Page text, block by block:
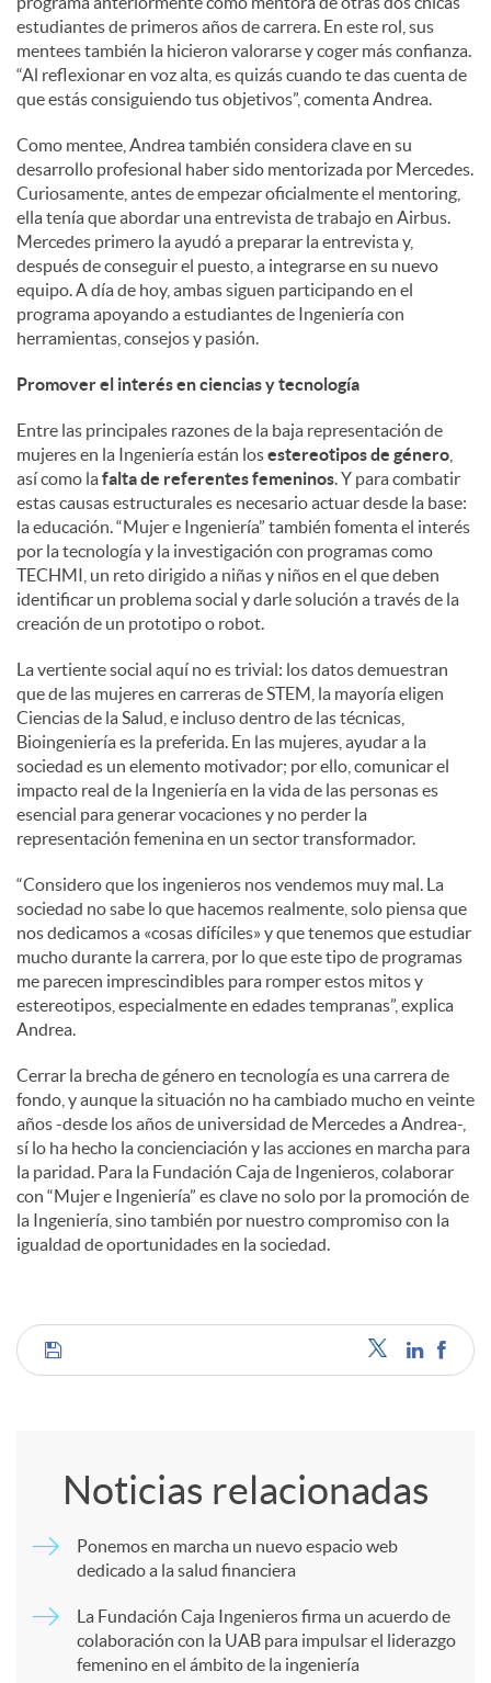
estudiantes de primeros años de carrera. En este rol, sus
mentees también la hicieron valorarse y coger más confianza.
“Al reflexionar en voz alta, es quizás cuando te das cuenta de
que estás consiguiendo tus objetivos”, comenta Andrea.
Como mentee, Andrea también considera clave en su
desarrollo profesional haber sido mentorizada por Mercedes.
Curiosamente, antes de empezar oficialmente el mentoring,
ella tenía que abordar una entrevista de trabajo en Airbus.
Mercedes primero la ayudó a preparar la entrevista y,
después de conseguir el puesto, a integrarse en su nuevo
equipo. A día de hoy, ambas siguen participando en el
programa apoyando a estudiantes de Ingeniería con
herramientas, consejos y pasión.
Promover el interés en ciencias y tecnología
Entre las principales razones de la baja representación de
mujeres en la Ingeniería están losestereotipos de género
así como lafalta de referentes femeninos. Y para combatir
estas causas estructurales es necesario actuar desde la base:
la educación. “Mujer e Ingeniería” también fomenta el interés
por la tecnología y la investigación con programas como
TECHMI, un reto dirigido a niñas y niños en el que deben
identificar un problema social y darle solución a través de la
creación de un prototipo o robot.
La vertiente social aquí no es trivial: los datos demuestran
que de las mujeres en carreras de STEM, la mayoría eligen
Ciencias de la Salud, e incluso dentro de las técnicas,
Bioingeniería es la preferida. En las mujeres, ayudar a la
sociedad es un elemento motivador; por ello, comunicar el
impacto real de la Ingeniería en la vida de las personas es
esencial para generar vocaciones y no perder la
representación femenina en un sector transformador.
“Considero que los ingenieros nos vendemos muy mal. La
sociedad no sabe lo que hacemos realmente, solo piensa que
nos dedicamos a «cosas difíciles» y que tenemos que estudiar
mucho durante la carrera, por lo que este tipo de programas
me parecen imprescindibles para romper estos mitos y
estereotipos, especialmente en edades tempranas”, explica
Andrea.
Cerrar la brecha de género en tecnología es una carrera de
fondo, y aunque la situación no ha cambiado mucho en veinte
años -desde los años de universidad de Mercedes a Andrea-,
sí lo ha hecho la concienciación y las acciones en marcha para
la paridad. Para la Fundación Caja de Ingenieros, colaborar
con “Mujer e Ingeniería” es clave no solo por la promoción de
la Ingeniería, sino también por nuestro compromiso con la
igualdad de oportunidades en la sociedad.
C
Noticias relacionadas
Ponemos en marcha un nuevo espacio web
dedicado a la salud financiera
La Fundación Caja Ingenieros firma un acuerdo de
colaboración con la UAB para impulsar el liderazgo
femenino en el ámbito de la ingeniería